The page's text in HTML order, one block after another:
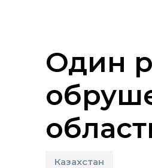
Один
Казахстан